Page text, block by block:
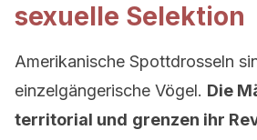
sexuelle Selektion
Amerikanische Spottdrosseln
einzelgängerische Vögel. Die
territorial und grenzen ihr